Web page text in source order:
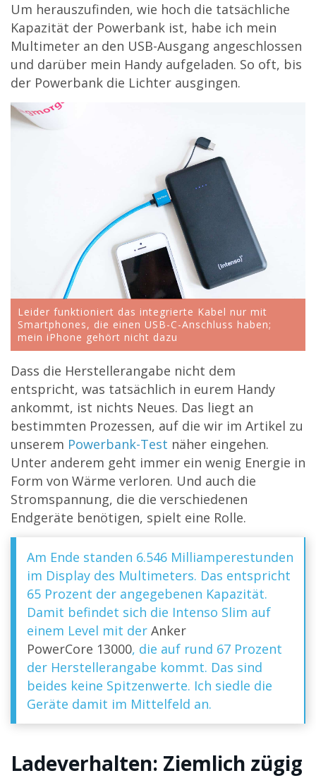
Um herauszufinden, wie hoch die tatsächliche
Kapazität der Powerbank ist, habe ich mein
Multimeter an den USB-Ausgang angeschlossen
und darüber mein Handy aufgeladen. So oft, bis
der Powerbank die Lichter ausgingen.
Leider funktioniert das integrierte Kabel nur mit
Smartphones, die einen USB-C-Anschluss haben;
mein iPhone gehört nicht dazu
Dass die Herstellerangabe nicht dem
entspricht, was tatsächlich in eurem Handy
ankommt, ist nichts Neues. Das liegt an
bestimmten Prozessen, auf die wir im Artikel zu
unserem Powerbank-Test näher eingehen.
Unter anderem geht immer ein wenig Energie in
Form von Wärme verloren. Und auch die
Stromspannung, die die verschiedenen
Endgeräte benötigen, spielt eine Rolle.
Am Ende standen 6.546 Milliamperestunden
im Display des Multimeters. Das entspricht
65 Prozent der angegebenen Kapazität.
Damit befindet sich die Intenso Slim auf
einem Level mit der Anker
PowerCore 13000, die auf rund 67 Prozent
der Herstellerangabe kommt. Das sind
beides keine Spitzenwerte. Ich siedle die
Geräte damit im Mittelfeld an.
Ladeverhalten: Ziemlich zügig